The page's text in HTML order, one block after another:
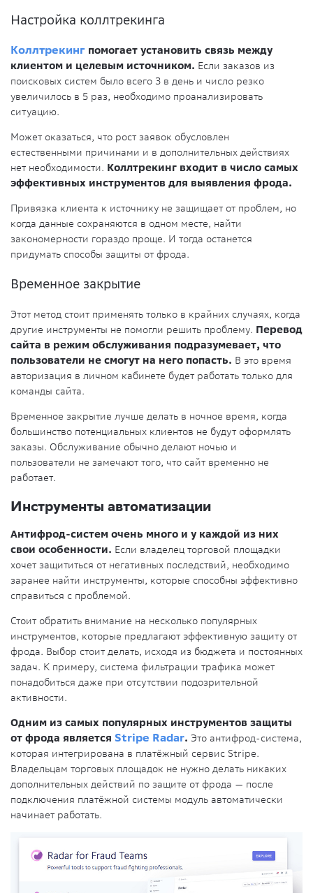
Настройка коллтрекинга
Коллтрекинг помогает установить связь между
клиентом и целевым источником. Если заказов из
поисковых систем было всего 3 в день и число резко
увеличилось в 5 раз, необходимо проанализировать
ситуацию.
Может оказаться, что рост заявок обусловлен
естественными причинами и в дополнительных действиях
нет необходимости. Коллтрекинг входит в число самых
эффективных инструментов для выявления фрода.
Привязка клиента к источнику не защищает от проблем, но
когда данные сохраняются в одном месте, найти
закономерности гораздо проще. И тогда останется
придумать способы защиты от фрода.
Временное закрытие
Этот метод стоит применять только в крайних случаях, когда
другие инструменты не помогли решить проблему. Перевод
сайта в режим обслуживания подразумевает, что
пользователи не смогут на него попасть. В это время
авторизация в личном кабинете будет работать только для
команды сайта.
Временное закрытие лучше делать в ночное время, когда
большинство потенциальных клиентов не будут оформлять
заказы. Обслуживание обычно делают ночью и
пользователи не замечают того, что сайт временно не
работает.
Инструменты автоматизации
Антифрод-систем очень много и у каждой из них
свои особенности. Если владелец торговой площадки
хочет защититься от негативных последствий, необходимо
заранее найти инструменты, которые способны эффективно
справиться с проблемой.
Стоит обратить внимание на несколько популярных
инструментов, которые предлагают эффективную защиту от
фрода. Выбор стоит делать, исходя из бюджета и постоянных
задач. К примеру, система фильтрации трафика может
понадобиться даже при отсутствии подозрительной
активности.
Одним из самых популярных инструментов защиты
от фрода является Stripe Radar. Это антифрод-система,
которая интегрирована в платёжный сервис Stripe.
Владельцам торговых площадок не нужно делать никаких
дополнительных действий по защите от фрода — после
подключения платёжной системы модуль автоматически
начинает работать.